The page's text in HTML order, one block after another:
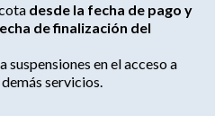
desde la fecha de pago y
de finalización del
suspensiones en el acceso a
servicios.